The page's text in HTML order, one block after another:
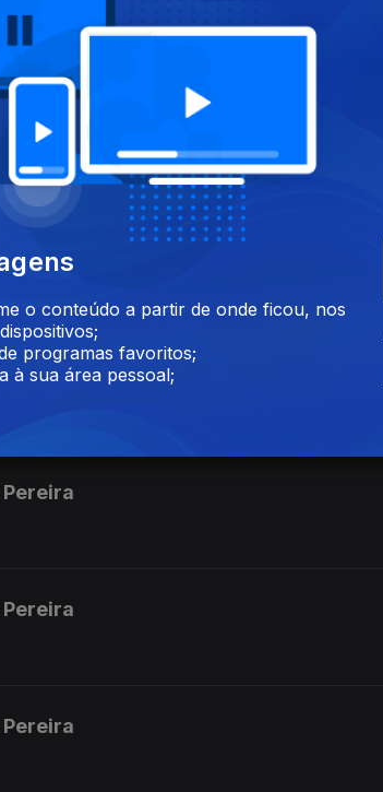
o conteúdo a partir de onde ficou, nos
programas favoritos;
à sua área pessoal;